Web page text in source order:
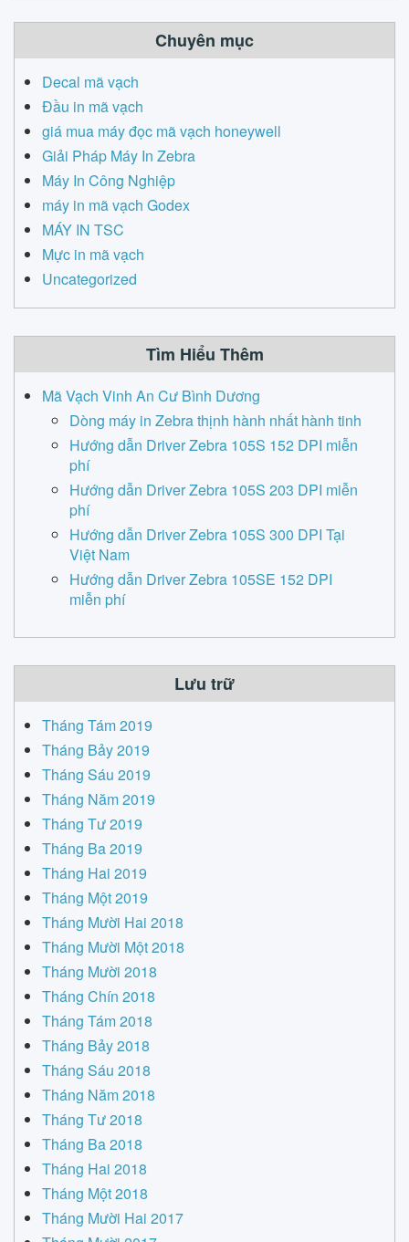
Chuyên mục
Decal mã vạch
Đầu in mã vạch
giá mua máy đọc mã vạch honeywell
Giải Pháp Máy In Zebra
Máy In Công Nghiệp
máy in mã vạch Godex
MÁY IN TSC
Mực in mã vạch
Uncategorized
Tìm Hiểu Thêm
Mã Vạch Vinh An Cư Bình Dương
Dòng máy in Zebra thịnh hành nhất hành tinh
Hướng dẫn Driver Zebra 105S 152 DPI miễn
phí
Hướng dẫn Driver Zebra 105S 203 DPI miễn
phí
Hướng dẫn Driver Zebra 105S 300 DPI Tại
Việt Nam
Hướng dẫn Driver Zebra 105SE 152 DPI
miễn phí
Lưu trữ
Tháng Tám 2019
Tháng Bảy 2019
Tháng Sáu 2019
Tháng Năm 2019
Tháng Tư 2019
Tháng Ba 2019
Tháng Hai 2019
Tháng Một 2019
Tháng Mười Hai 2018
Tháng Mười Một 2018
Tháng Mười 2018
Tháng Chín 2018
Tháng Tám 2018
Tháng Bảy 2018
Tháng Sáu 2018
Tháng Năm 2018
Tháng Tư 2018
Tháng Ba 2018
Tháng Hai 2018
Tháng Một 2018
Tháng Mười Hai 2017